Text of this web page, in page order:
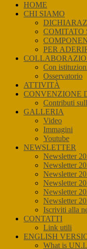
HOME
CHI SIAMO
COMITATO
PER
Con
Osservatorio
ATTIVITÀ
CONVENZIONE
Contributi
GALLERIA
Video
Immagini
Youtube
NEWSLETTER
Newsletter
Newsletter
Newsletter
Newsletter
Newsletter
Newsletter
Iscriviti alla
CONTATTI
Link utili
ENGLISH
What is